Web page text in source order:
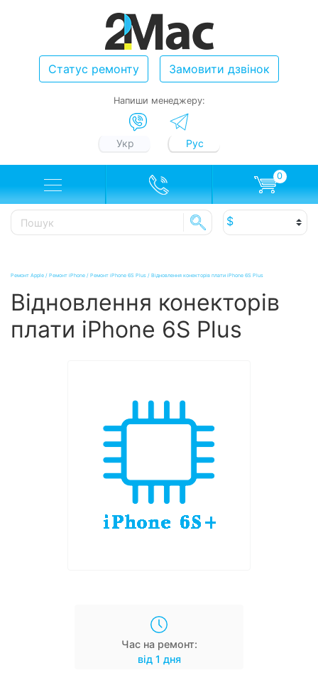
Статус ремонту Замовити дзвінок
Напиши менеджеру:
Укр Рус
0
Ремонт Apple / Ремонт iPhone / Ремонт iPhone 6S Plus / Відновлення конекторів плати iPhone 6S Plus
Відновлення конекторів
плати iPhone 6S Plus
Час на ремонт:
від 1 дня